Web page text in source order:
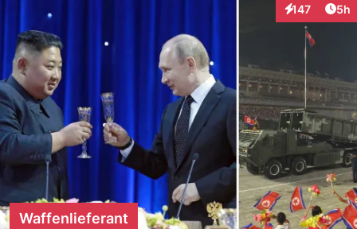
147
Interaktionen
5h
Waffenlieferant